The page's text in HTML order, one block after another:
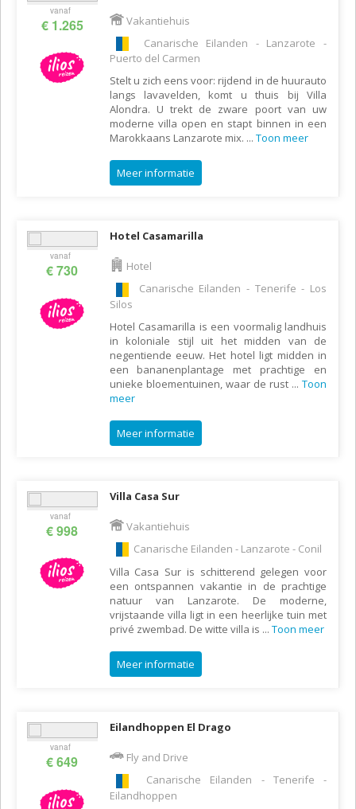
vanaf
€ 1.265
Vakantiehuis
Canarische Eilanden - Lanzarote -
Puerto del Carmen
Stelt u zich eens voor: rijdend in de huurauto
langs lavavelden, komt u thuis bij Villa
Alondra. U trekt de zware poort van uw
moderne villa open en stapt binnen in een
Marokkaans Lanzarote mix. ... Toon meer
Meer informatie
vanaf
€ 730
Hotel Casamarilla
Hotel
Canarische Eilanden - Tenerife - Los
Silos
Hotel Casamarilla is een voormalig landhuis
in koloniale stijl uit het midden van de
negentiende eeuw. Het hotel ligt midden in
een bananenplantage met prachtige en
unieke bloementuinen, waar de rust ... Toon
meer
Meer informatie
vanaf
€ 998
Villa Casa Sur
Vakantiehuis
Canarische Eilanden - Lanzarote - Conil
Villa Casa Sur is schitterend gelegen voor
een ontspannen vakantie in de prachtige
natuur van Lanzarote. De moderne,
vrijstaande villa ligt in een heerlijke tuin met
privé zwembad. De witte villa is ... Toon meer
Meer informatie
vanaf
€ 649
Eilandhoppen El Drago
Fly and Drive
Canarische Eilanden - Tenerife -
Eilandhoppen